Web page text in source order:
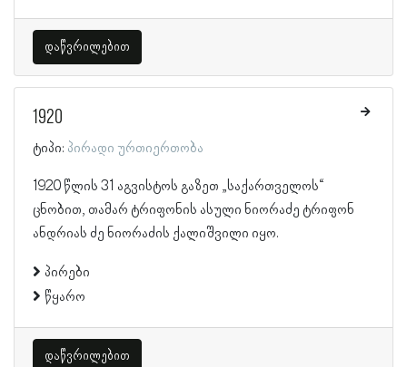
დაწვრილებით
1920
ტიპი: პირადი ურთიერთობა
1920 წლის 31 აგვისტოს გაზეთ „საქართველოს“
ცნობით, თამარ ტრიფონის ასული ნიორაძე ტრიფონ
ანდრიას ძე ნიორაძის ქალიშვილი იყო.
პირები
წყარო
დაწვრილებით